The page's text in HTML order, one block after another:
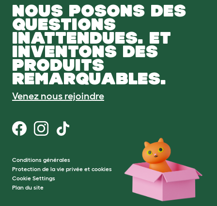
NOUS POSONS DES
QUESTIONS
INATTENDUES. ET
INVENTONS DES
PRODUITS
REMARQUABLES.
Venez nous rejoindre
Conditions générales
Protection de la vie privée et cookies
Cookie Settings
Plan du site